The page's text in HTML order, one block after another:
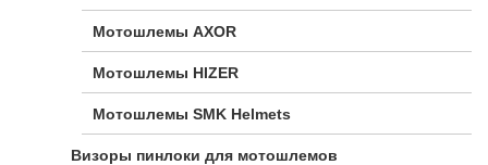
Мотошлемы AXOR
Мотошлемы HIZER
Мотошлемы SMK Helmets
Визоры пинлоки для мотошлемов